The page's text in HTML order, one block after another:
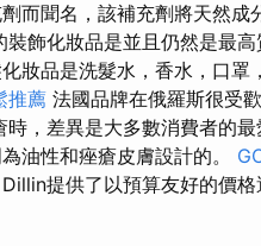
而聞名，該補充劑將天然
裝飾化妝品是並且仍然是最
妝品是洗髮水，香水，口罩
推薦 法國品牌在俄羅斯很受
時，差異是大多數消費者的最
油性和痤瘡皮膚設計的。
提供了以預算友好的價格